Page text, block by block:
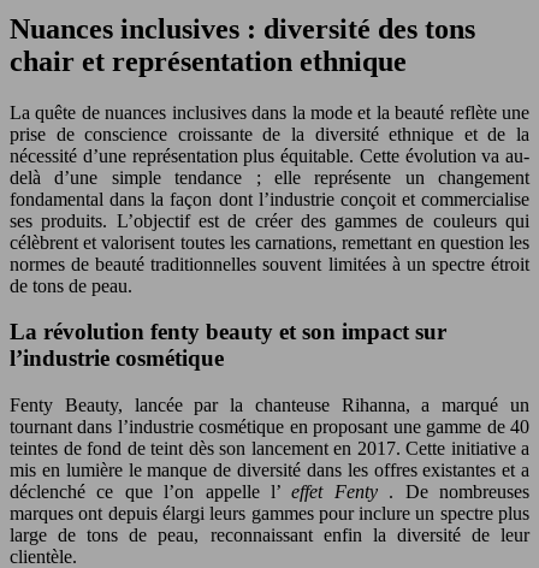
Nuances inclusives : diversité des tons
chair et représentation ethnique
La quête de nuances inclusives dans la mode et la beauté reflète une
prise de conscience croissante de la diversité ethnique et de la
nécessité d’une représentation plus équitable. Cette évolution va au-
delà d’une simple tendance ; elle représente un changement
fondamental dans la façon dont l’industrie conçoit et commercialise
ses produits. L’objectif est de créer des gammes de couleurs qui
célèbrent et valorisent toutes les carnations, remettant en question les
normes de beauté traditionnelles souvent limitées à un spectre étroit
de tons de peau.
La révolution fenty beauty et son impact sur
l’industrie cosmétique
Fenty Beauty, lancée par la chanteuse Rihanna, a marqué un
tournant dans l’industrie cosmétique en proposant une gamme de 40
teintes de fond de teint dès son lancement en 2017. Cette initiative a
mis en lumière le manque de diversité dans les offres existantes et a
déclenché ce que l’on appelle l’effet Fenty . De nombreuses
marques ont depuis élargi leurs gammes pour inclure un spectre plus
large de tons de peau, reconnaissant enfin la diversité de leur
clientèle.